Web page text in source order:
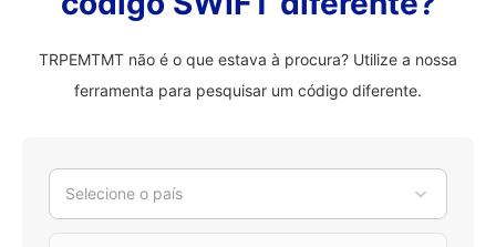
TRPEMTMT não é o que estava à procura? Utilize a nossa
ferramenta para pesquisar um código diferente.
Selecione o país